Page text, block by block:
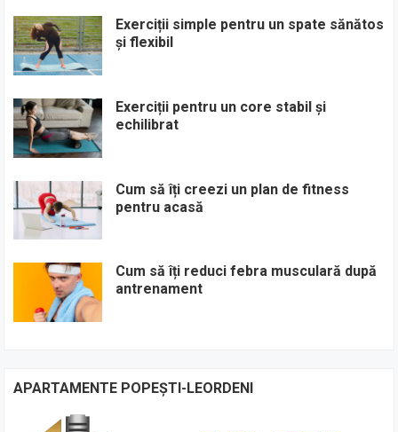
Exerciții simple pentru un spate sănătos
și flexibil
Exerciții pentru un core stabil și
echilibrat
Cum să îți creezi un plan de fitness
pentru acasă
Cum să îți reduci febra musculară după
antrenament
APARTAMENTE POPEȘTI-LEORDENI